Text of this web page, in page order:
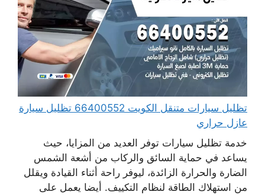
تظليل سيارات متنقل الكويت 66400552 تظليل سيارة
عازل حراري
خدمة تظليل سيارات توفر العديد من المزايا، حيث
يساعد في حماية السائق والركاب من أشعة الشمس
الضارة والحرارة الزائدة، ليوفر راحة أثناء القيادة ويقلل
من استهلاك الطاقة لنظام التكييف. أيضا يعمل على